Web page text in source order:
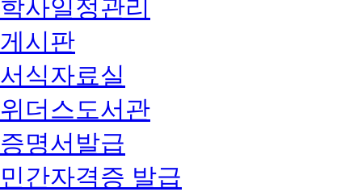
학사일정관리
게시판
서식자료실
위더스도서관
증명서발급
민간자격증 발급